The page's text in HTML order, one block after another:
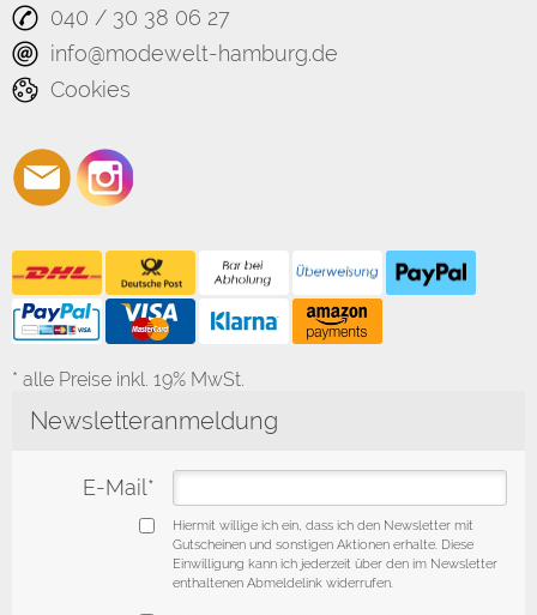
040 / 30 38 06 27
info@modewelt-hamburg.de
Cookies
* alle Preise inkl. 19% MwSt.